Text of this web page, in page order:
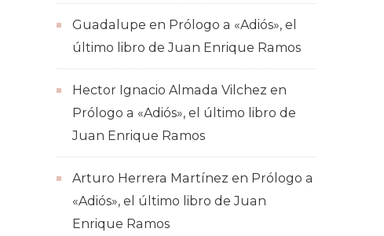
Guadalupe en Prólogo a «Adiós», el
último libro de Juan Enrique Ramos
Hector Ignacio Almada Vilchez en
Prólogo a «Adiós», el último libro de
Juan Enrique Ramos
Arturo Herrera Martínez en Prólogo a
«Adiós», el último libro de Juan
Enrique Ramos